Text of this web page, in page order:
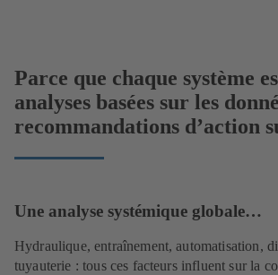
Parce que chaque système
analyses basées sur les
recommandations d’action
Une analyse systémique globale…
Hydraulique, entraînement, automatisation,
tuyauterie : tous ces facteurs influent sur la